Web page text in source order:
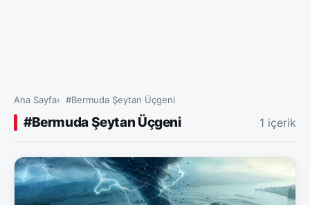
Ana Sayfa #Bermuda Şeytan Üçgeni
#Bermuda Şeytan Üçgeni 1 içerik